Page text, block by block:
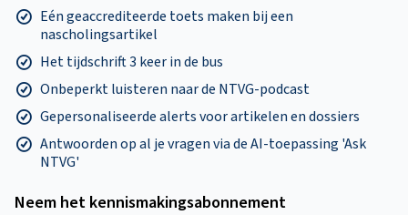
Eén geaccrediteerde toets maken bij een
nascholingsartikel
Het tijdschrift 3 keer in de bus
Onbeperkt luisteren naar de NTVG-podcast
Gepersonaliseerde alerts voor artikelen en dossiers
Antwoorden op al je vragen via de AI-toepassing 'Ask
NTVG'
Neem het kennismakings­abonnement